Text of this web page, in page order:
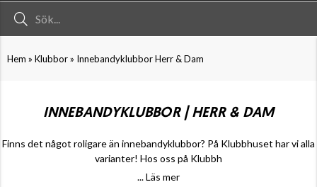
Hem » Klubbor» Innebandyklubbor Herr & Dam
INNEBANDYKLUBBOR | HERR & DAM
Finns det något roligare än innebandyklubbor? På Klubbhuset har vi alla
varianter! Hos oss på Klubbh
... Läs mer